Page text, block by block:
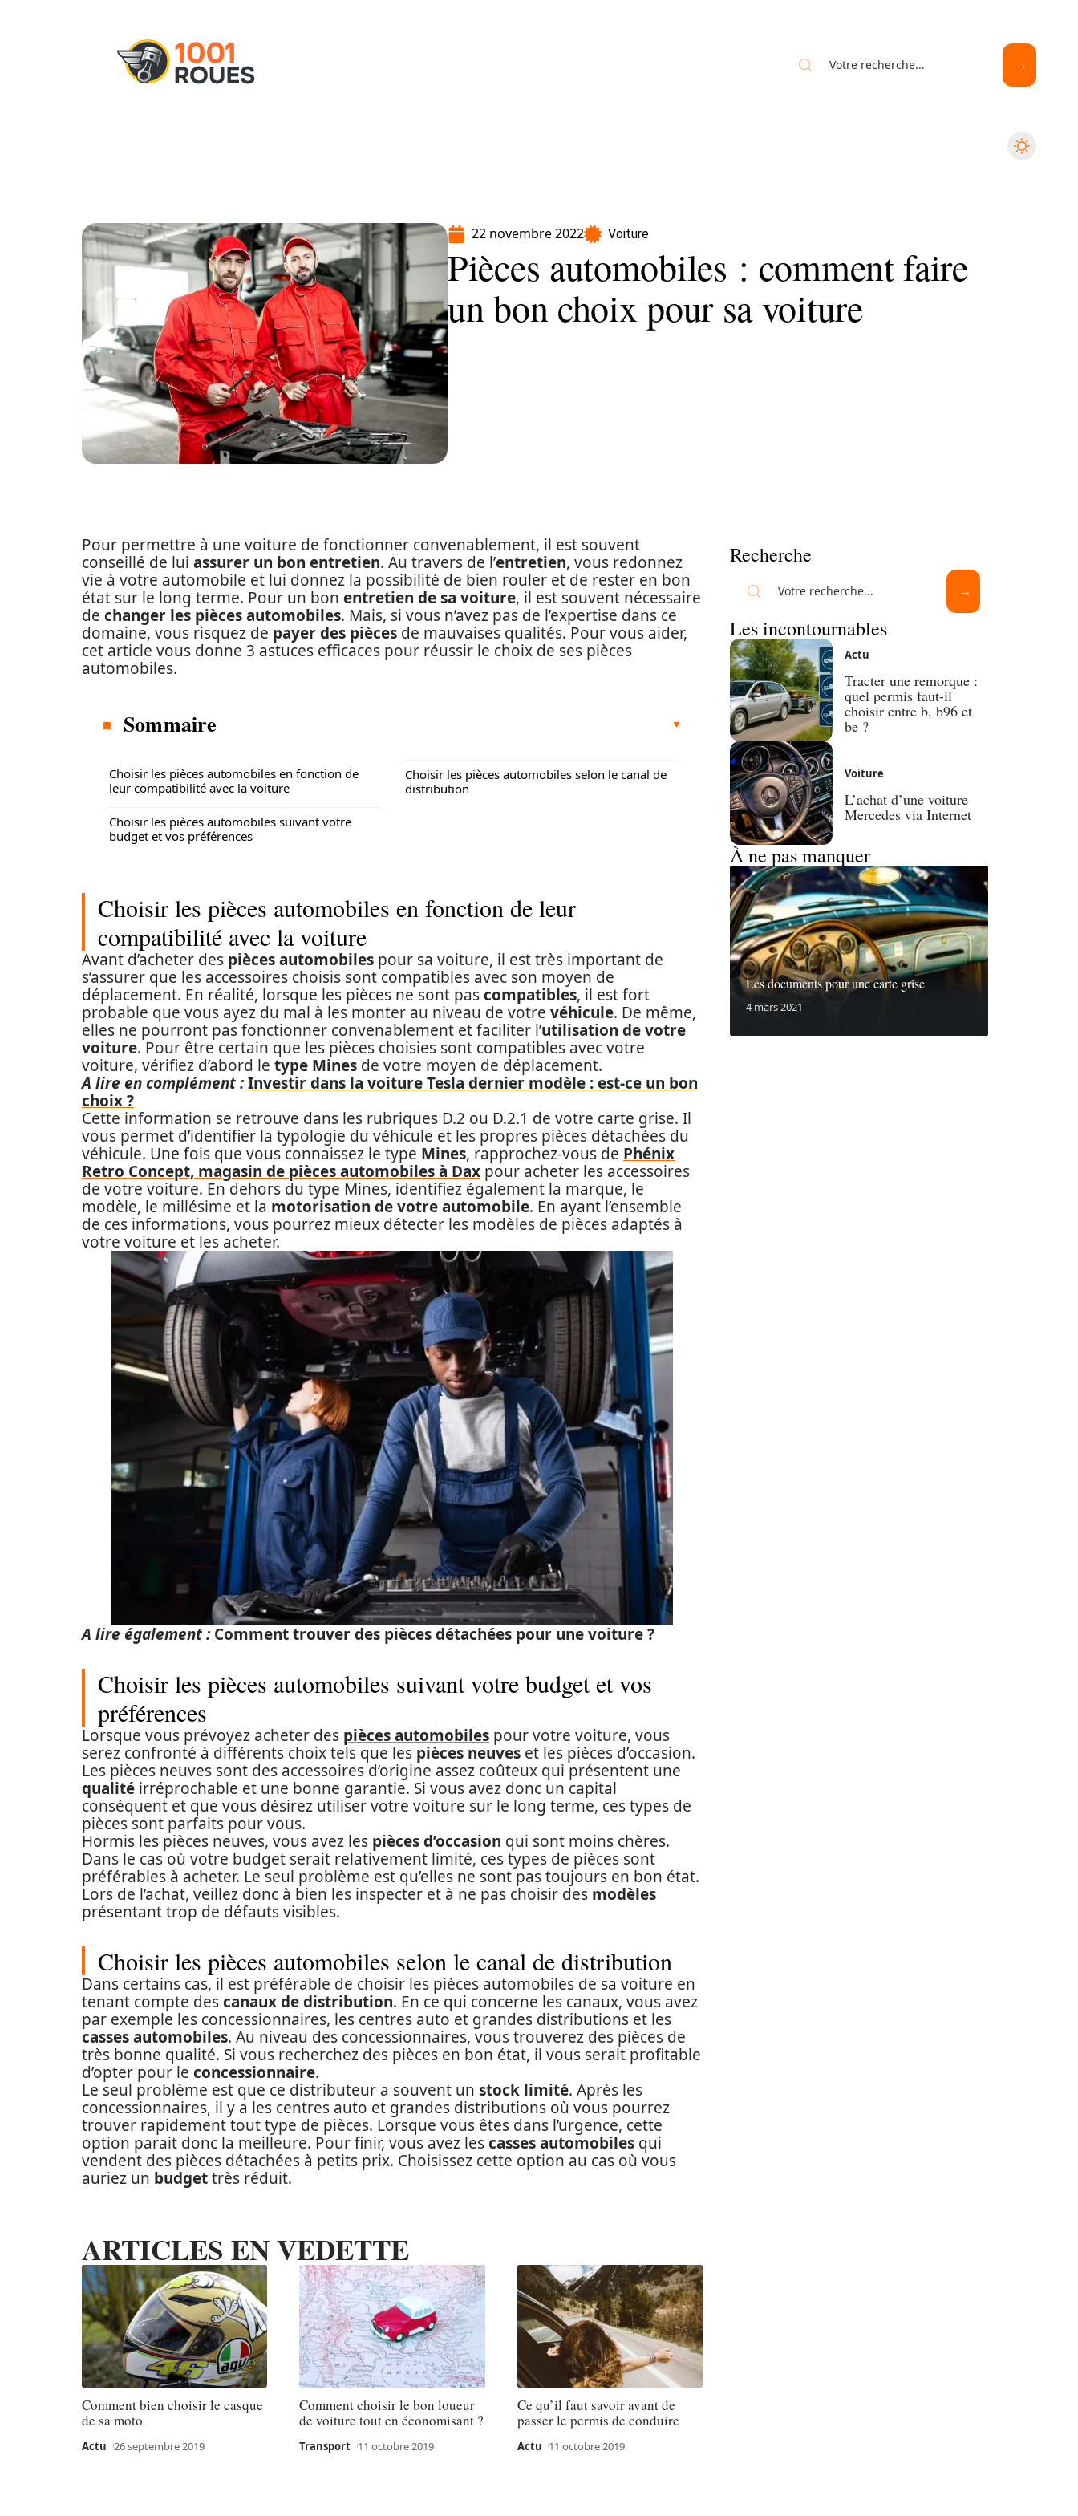
22 novembre 2022 Voiture
Pièces automobiles : comment faire
un bon choix pour sa voiture
Pour permettre à une voiture de fonctionner convenablement, il est souvent
conseillé de lui assurer un bon entretien. Au travers de l’entretien, vous redonnez
vie à votre automobile et lui donnez la possibilité de bien rouler et de rester en bon
état sur le long terme. Pour un bon entretien de sa voiture, il est souvent nécessaire
de changer les pièces automobiles. Mais, si vous n’avez pas de l’expertise dans ce
domaine, vous risquez de payer des pièces de mauvaises qualités. Pour vous aider,
cet article vous donne 3 astuces efficaces pour réussir le choix de ses pièces
automobiles.
Sommaire
Choisir les pièces automobiles en fonction de
leur compatibilité avec la voiture
Choisir les pièces automobiles suivant votre
budget et vos préférences
Choisir les pièces automobiles selon le canal de
distribution
Choisir les pièces automobiles en fonction de leur
compatibilité avec la voiture
Avant d’acheter des pièces automobiles pour sa voiture, il est très important de
s’assurer que les accessoires choisis sont compatibles avec son moyen de
déplacement. En réalité, lorsque les pièces ne sont pascompatibles, il est fort
probable que vous ayez du mal à les monter au niveau de votre véhicule. De même,
elles ne pourront pas fonctionner convenablement et faciliter l’utilisation de votre
voiture. Pour être certain que les pièces choisies sont compatibles avec votre
voiture, vérifiez d’abord le type Mines de votre moyen de déplacement.
A lire en complément :Investir dans la voiture Tesla dernier modèle : est-ce un bon
choix ?
Cette information se retrouve dans les rubriques D.2 ou D.2.1 de votre carte grise. Il
vous permet d’identifier la typologie du véhicule et les propres pièces détachées du
véhicule. Une fois que vous connaissez le type Mines, rapprochez-vous de Phénix
Retro Concept, magasin de pièces automobiles à Dax pour acheter les accessoires
de votre voiture. En dehors du type Mines, identifiez également la marque, le
modèle, le millésime et la motorisation de votre automobile. En ayant l’ensemble
de ces informations, vous pourrez mieux détecter les modèles de pièces adaptés à
votre voiture et les acheter.
A lire également : Comment trouver des pièces détachées pour une voiture ?
Choisir les pièces automobiles suivant votre budget et vos
préférences
Lorsque vous prévoyez acheter des pièces automobiles pour votre voiture, vous
serez confronté à différents choix tels que les pièces neuves et les pièces d’occasion.
Les pièces neuves sont des accessoires d’origine assez coûteux qui présentent une
qualité irréprochable et une bonne garantie. Si vous avez donc un capital
conséquent et que vous désirez utiliser votre voiture sur le long terme, ces types de
pièces sont parfaits pour vous.
Hormis les pièces neuves, vous avez les pièces d’occasion qui sont moins chères.
Dans le cas où votre budget serait relativement limité, ces types de pièces sont
préférables à acheter. Le seul problème est qu’elles ne sont pas toujours en bon état.
Lors de l’achat, veillez donc à bien les inspecter et à ne pas choisir des modèles
présentant trop de défauts visibles.
Choisir les pièces automobiles selon le canal de distribution
Dans certains cas, il est préférable de choisir les pièces automobiles de sa voiture en
tenant compte descanaux de distribution. En ce qui concerne les canaux, vous avez
par exemple les concessionnaires, les centres auto et grandes distributions et les
casses automobiles. Au niveau des concessionnaires, vous trouverez des pièces de
très bonne qualité. Si vous recherchez des pièces en bon état, il vous serait profitable
d’opter pour le concessionnaire.
Le seul problème est que ce distributeur a souvent un stock limité. Après les
concessionnaires, il y a les centres auto et grandes distributions où vous pourrez
trouver rapidement tout type de pièces. Lorsque vous êtes dans l’urgence, cette
option parait donc la meilleure. Pour finir, vous avez lescasses automobiles qui
vendent des pièces détachées à petits prix. Choisissez cette option au cas où vous
auriez un budgettrès réduit.
ARTICLES EN VEDETTE
Comment bien choisir le casque
de sa moto
Actu 26 septembre 2019
Comment choisir le bon loueur
de voiture tout en économisant ?
Transport 11 octobre 2019
Ce qu’il faut savoir avant de
passer le permis de conduire
Actu 11 octobre 2019
Recherche
Les incontournables
Actu
Tracter une remorque :
quel permis faut-il
choisir entre b, b96 et
be ?
Voiture
L’achat d’une voiture
Mercedes via Internet
À ne pas manquer
Les documents pour une carte grise
4 mars 2021